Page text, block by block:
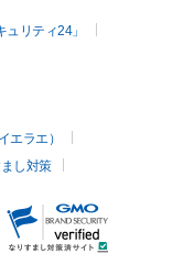
リティ24」
エラエ）
し対策